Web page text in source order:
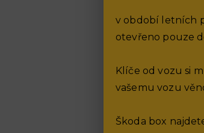
v období letních
otevřeno pouze
Klíče od vozu si
vašemu vozu
Škoda box